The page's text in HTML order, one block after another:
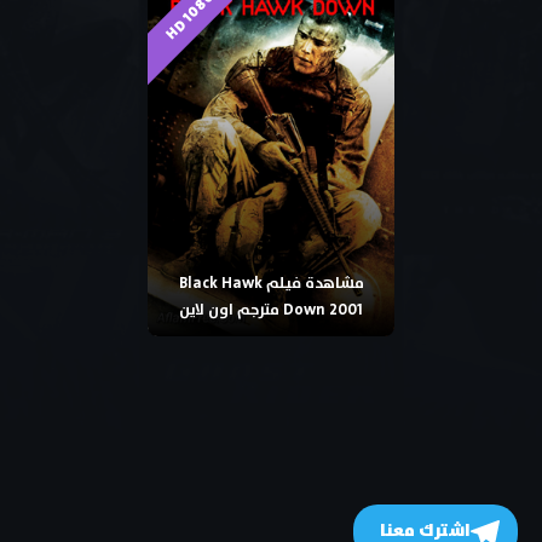
مشاهدة فيلم Black Hawk
Down 2001 مترجم اون لاين
اشترك معنا